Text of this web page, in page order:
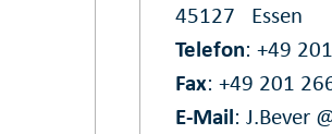
45127
Essen
Telefon: +49
Fax: +49 201
E‑Mail: J.Bever